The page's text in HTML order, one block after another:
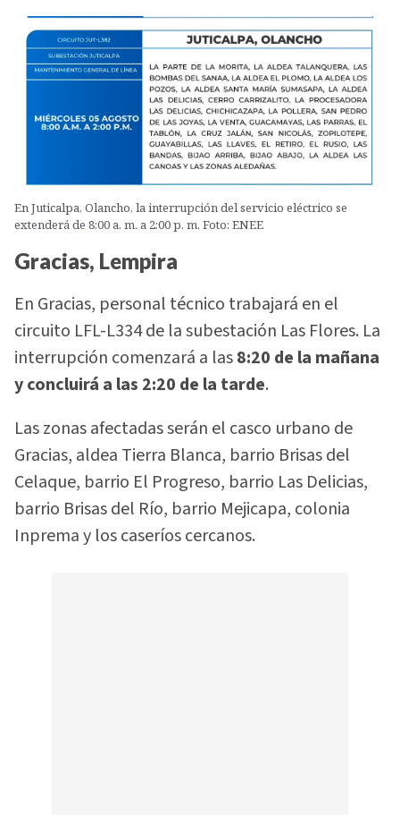
En Juticalpa, Olancho, la interrupción del servicio eléctrico se
extenderá de 8:00 a. m. a 2:00 p. m. Foto: ENEE
Gracias, Lempira
En Gracias, personal técnico trabajará en el
circuito LFL-L334 de la subestación Las Flores. La
interrupción comenzará a las8:20 de la mañana
y concluirá a las 2:20 de la tarde.
Las zonas afectadas serán el casco urbano de
Gracias, aldea Tierra Blanca, barrio Brisas del
Celaque, barrio El Progreso, barrio Las Delicias,
barrio Brisas del Río, barrio Mejicapa, colonia
Inprema y los caseríos cercanos.